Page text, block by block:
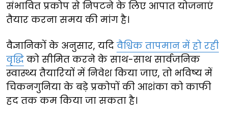
संभावित प्रकोप से निपटने के लिए आपात योजनाएं
तैयार करना समय की मांग है।
वैज्ञानिकों के अनुसार, यदि वैश्विक तापमान में हो रही
वृद्धि को सीमित करने के साथ-साथ सार्वजनिक
स्वास्थ्य तैयारियों में निवेश किया जाए, तो भविष्य में
चिकनगुनिया के बड़े प्रकोपों की आशंका को काफी
हद तक कम किया जा सकता है।